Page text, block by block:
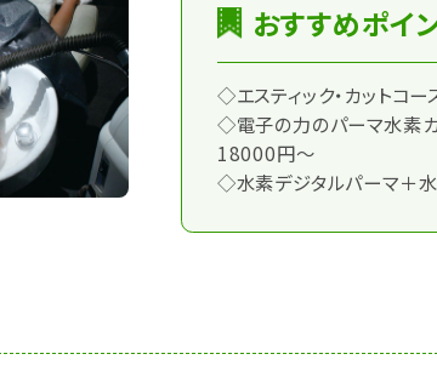
おすすめポイ
◇エスティック・カットコ
◇電子の力のパーマ水素カ
18000円～
◇水素デジタルパーマ＋